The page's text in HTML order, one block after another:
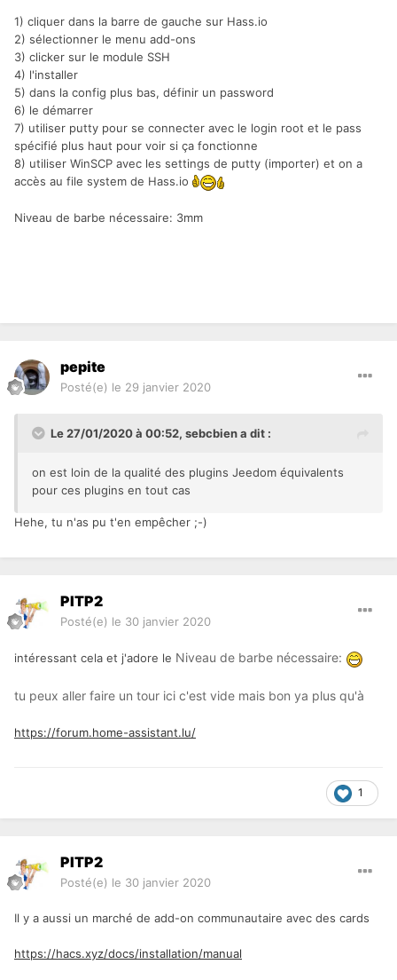
1) cliquer dans la barre de gauche sur Hass.io
2) sélectionner le menu add-ons
3) clicker sur le module SSH
4) l'installer
5) dans la config plus bas, définir un password
6) le démarrer
7) utiliser putty pour se connecter avec le login root et le pass
spécifié plus haut pour voir si ça fonctionne
8) utiliser WinSCP avec les settings de putty (importer) et on a
accès au file system de Hass.io
Niveau de barbe nécessaire: 3mm
pepite
Posté(e) le 29 janvier 2020
Le 27/01/2020 à 00:52, sebcbiena dit :
on est loin de la qualité des plugins Jeedom équivalents
pour ces plugins en tout cas
Hehe, tu n'as pu t'en empêcher ;-)
PITP2
Posté(e) le 30 janvier 2020
intéressant cela et j'adore le Niveau de barbe nécessaire:
tu peux aller faire un tour ici c'est vide mais bon ya plus qu'à
https://forum.home-assistant.lu/
1
PITP2
Posté(e) le 30 janvier 2020
Il y a aussi un marché de add-on communautaire avec des cards
https://hacs.xyz/docs/installation/manual